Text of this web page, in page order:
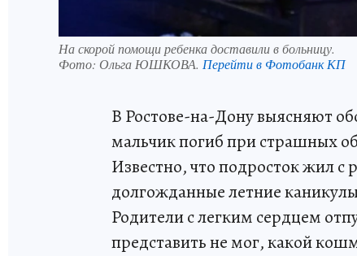
На скорой помощи ребенка доставили в больницу.
Фото: Ольга ЮШКОВА. Перейти в Фотобанк КП
В Ростове-на-Дону выясняют
мальчик погиб при страшных
Известно, что подросток жил с
долгожданные летние
Родители с легким сердцем
представить не мог, какой